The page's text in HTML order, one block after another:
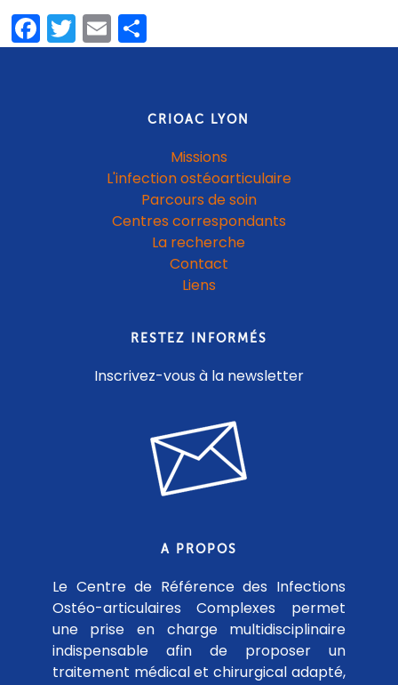
Facebook
Twitter
EmailPartager
CRIOAC LYON
Missions
L'infection ostéoarticulaire
Parcours de soin
Centres correspondants
La recherche
Contact
Liens
RESTEZ INFORMÉS
Inscrivez-vous à la newsletter
A PROPOS
Le Centre de Référence des Infections
Ostéo-articulaires Complexes permet
une prise en charge multidisciplinaire
indispensable afin de proposer un
traitement médical et chirurgical adapté,